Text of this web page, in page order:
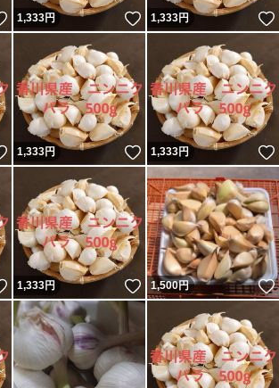
いいね！
1,333円 いいね！
1,333円
いいね！
1,333円 いいね！
1,333円
いいね！
1,333円 いいね！
1,500円